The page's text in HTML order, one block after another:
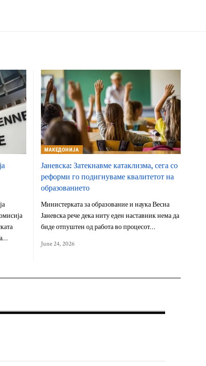
МАКЕДОНИЈА
Јаневска: Затекнавме катаклизма, сега со
реформи го подигнуваме квалитетот на
образованието
Министерката за образование и наука Весна
Јаневска рече дека ниту еден наставник нема да
биде отпуштен од работа во процесот…
June 24, 2026